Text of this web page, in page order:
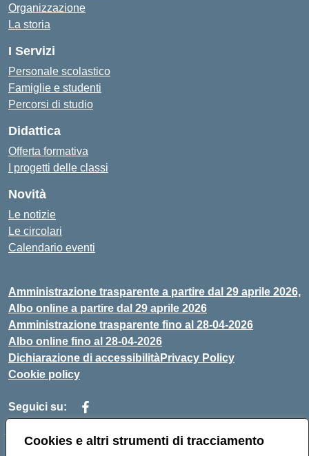
Cookies e altri strumenti di tracciamento
Organizzazione
La storia
I Servizi
Personale scolastico
Famiglie e studenti
Percorsi di studio
Didattica
Offerta formativa
I progetti delle classi
Novità
Le notizie
Le circolari
Calendario eventi
Amministrazione trasparente a partire dal 29 aprile 2026,
Albo online a partire dal 29 aprile 2026
Amministrazione trasparente fino al 28-04-2026
Albo online fino al 28-04-2026
Dichiarazione di accessibilitàPrivacy Policy
Cookie policy
Seguici su: